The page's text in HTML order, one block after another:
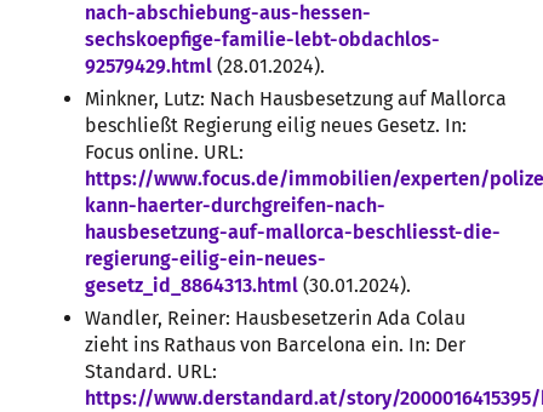
nach-abschiebung-aus-hessen-
sechskoepfige-familie-lebt-obdachlos-
92579429.html (28.01.2024).
Minkner, Lutz: Nach Hausbesetzung auf Mallorca
beschließt Regierung eilig neues Gesetz. In:
Focus online. URL:
https://www.focus.de/immobilien/experten/
kann-haerter-durchgreifen-nach-
hausbesetzung-auf-mallorca-beschliesst-die-
regierung-eilig-ein-neues-
gesetz_id_8864313.html (30.01.2024).
Wandler, Reiner: Hausbesetzerin Ada Colau
zieht ins Rathaus von Barcelona ein. In: Der
Standard. URL:
https://www.derstandard.at/story/